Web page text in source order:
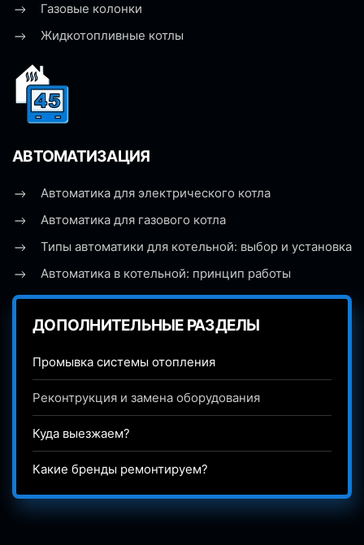
Газовые колонки
Жидкотопливные котлы
АВТОМАТИЗАЦИЯ
Автоматика для электрического котла
Автоматика для газового котла
Типы автоматики для котельной: выбор и установка
Автоматика в котельной: принцип работы
ДОПОЛНИТЕЛЬНЫЕ РАЗДЕЛЫ
Промывка системы отопления
Реконтрукция и замена оборудования
Куда выезжаем?
Какие бренды ремонтируем?